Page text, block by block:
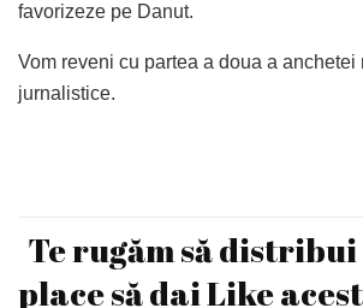
favorizeze pe Danut.
Vom reveni cu partea a doua a anchetei
jurnalistice.
Te rugăm să
place să dai Like